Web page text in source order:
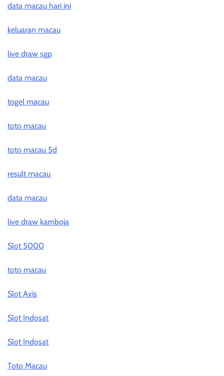
data macau hari ini
keluaran macau
live draw sgp
data macau
togel macau
toto macau
toto macau 5d
result macau
data macau
live draw kamboja
Slot 5000
toto macau
Slot Axis
Slot Indosat
Slot Indosat
Toto Macau